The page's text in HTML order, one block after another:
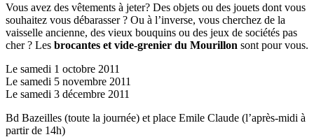
Vous avez des vêtements à jeter? Des objets ou des jouets dont vous
souhaitez vous débarasser ? Ou à l’inverse, vous cherchez de la
vaisselle ancienne, des vieux bouquins ou des jeux de sociétés pas
cher ? Les brocantes et vide-grenier du Mourillon sont pour vous.
Le samedi 1 octobre 2011
Le samedi 5 novembre 2011
Le samedi 3 décembre 2011
Bd Bazeilles (toute la journée) et place Emile Claude (l’après-midi à
partir de 14h)